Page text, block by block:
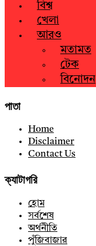
বিশ্ব
খেলা
আরও
মতামত
টেক
বিনোদন
পাতা
Home
Disclaimer
Contact Us
ক্যাটাগরি
হোম
সর্বশেষ
অর্থনীতি
পুঁজিবাজার